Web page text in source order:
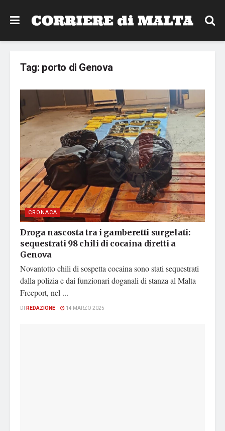
Tag: porto di Genova
CRONACA
Droga nascosta tra i gamberetti surgelati:
sequestrati 98 chili di cocaina diretti a
Genova
Novantotto chili di sospetta cocaina sono stati sequestrati
dalla polizia e dai funzionari doganali di stanza al Malta
Freeport, nel ...
DI REDAZIONE 14 MARZO 2025